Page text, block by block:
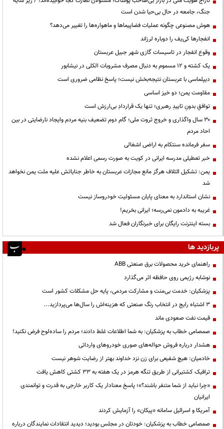
جنگ، جامعه در حال بی‌حیا شدن است
هوش مصنوعی چگونه عملیات فضاپیماها و ماهواره‌ها را تغییر می‌دهد؟
انفجارها کی‌یف را دوباره لرزاند
وقوع انفجار در تاسیسات گازی شهر جبیل عربستان
یک کشته و ۱۲ مسموم به دنبال مصرف مشروبات الکلی در نیشابور
دیپلماسی با عربستان نتیجه‌بخش نیست؛ پاسخ نظامی ضروری است
مقاومت یمن؛ دو خیز اساسی
توافقِ بدونِ تاییدِ رهبری؛ تنها یک قراردادِ بی‌ارزش است
۳۰ سال واگذاری و خروج ثروت ملی؛ گام دوم تضعیف بنیه مردم وایجاد نارضایتی در بین
احاد مردم
سفر فرمانده سنتکام به اراضی اشغالی
خبر تعطیلی مدرسه ایرانی در کویت به صورت رسمی اعلام نشده
یمن: تشکیل ائتلاف هرگز مانع مجازات عربستان به خاطر جنایاتش علیه ملت یمن نخواهد
شد
نشان استاندارد به معنای پایان مسئولیت خودروساز نیست
غریبه به دادمون نمی‌رسه؛ ایرانی بخریم!
بسته اینترنت رایگان برای خبرنگاران فعال شد
پربازدید ها
راهنمای خرید محصولات برق صنعتی ABB
نوشابه رژیمی روی حافظه اثر می‌گذارد
پزشکیان: خدمت بی‌منت و مشارکت مردمی، پایه حل مشکلات کشور است
3 اشتباه رایج در انتخاب رنگ صنعتی که هزینه‌اش را سال‌ها می‌پردازید...
قیمت نفت صعودی ماند
صمصامی خطاب به پزشکیان: به شما اطلاعات غلط دادند؛ مردم را ساده‌لوح فرض نکنید!
هشدار درباره فروش حواله‌های صوری خودروهای وارداتی
خادمیان: هیچ شفیعی برای زن نزد خداوند بهتر از رضایت شوهر نیست
ترافیک کشتیرانی از طریق تنگه هرمز در یک هفته به ۳۳ کشتی کاهش یافت
«چرا نباید از شما متنفر باشند؟»؛ پاسخ معنادار یک کاربر خارجی به قدرت و توانمندی
ایرانیان
آمریکا و اسرائیل سامانه «پیکان» را آزمایش کردند
صمصامی خطاب به پزشکیان: خودتان در مجلس بودید؛ دیدید انتقادات نمایندگان درباره